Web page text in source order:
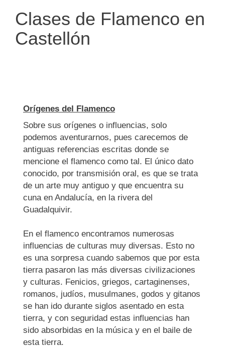
Clases de Flamenco en
Castellón
Orígenes del Flamenco
Sobre sus orígenes o influencias, solo
podemos aventurarnos, pues carecemos de
antiguas referencias escritas donde se
mencione el flamenco como tal. El único dato
conocido, por transmisión oral, es que se trata
de un arte muy antiguo y que encuentra su
cuna en Andalucía, en la rivera del
Guadalquivir.
En el flamenco encontramos numerosas
influencias de culturas muy diversas. Esto no
es una sorpresa cuando sabemos que por esta
tierra pasaron las más diversas civilizaciones
y culturas. Fenicios, griegos, cartaginenses,
romanos, judíos, musulmanes, godos y gitanos
se han ido durante siglos asentado en esta
tierra, y con seguridad estas influencias han
sido absorbidas en la música y en el baile de
esta tierra.